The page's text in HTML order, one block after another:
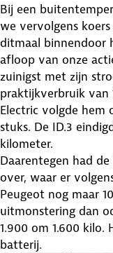
Bij een
we vervolgens
ditmaal binnendoor
afloop van onze
zuinigst met zijn
praktijkverbruik van
Electric volgde hem
stuks. De ID.3
kilometer.
Daarentegen had
over, waar er
Peugeot nog maar
uitmonstering dan
1.900 om 1.600
batterij.